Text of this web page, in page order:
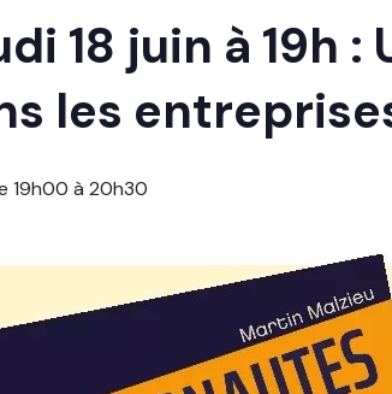
18 juin à 19h
les
19h00 à 20h30